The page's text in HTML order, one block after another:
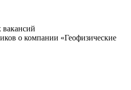
о компании «Геофизические